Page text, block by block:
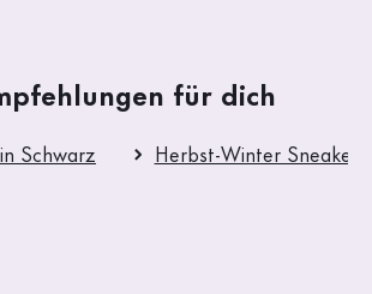
für dich
Schwarz Herbst-Winter Sneaker